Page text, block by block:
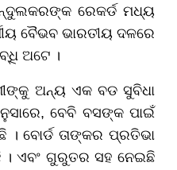
ରେକର୍ଡ ମଧ୍ୟ
ବୈଭବ ଭାରତୀୟ ଦଳରେ
ଅଟେ ।
ଅନ୍ୟ ଏକ ବଡ ସୁବିଧା
ବେବି ବସଙ୍କ ପାଇଁ
ବୋର୍ଡ ତାଙ୍କର ପ୍ରତିଭା
ଏବଂ ଗୁରୁତର ସହ ନେଇଛି